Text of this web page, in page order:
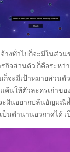
างทั่วไปก็จะมีในส่วน
กิจส่วนตัว ก็คือระหว่า
ก็จะมีเป้าหมายส่วนตั
ค้นให้ตัวละครเก่าขอ
ะฝันอยากปล้นอัญมณี
ป็นตำนานอวกาศได้